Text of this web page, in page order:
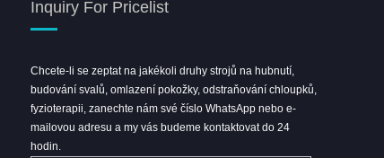
Inquiry For Pricelist
Chcete-li se zeptat na jakékoli druhy strojů na hubnutí,
budování svalů, omlazení pokožky, odstraňování chloupků,
fyzioterapii, zanechte nám své číslo WhatsApp nebo e-
mailovou adresu a my vás budeme kontaktovat do 24
hodin.
Vítejte v Shanghai Beauty Expo
Leongbeauty Booth